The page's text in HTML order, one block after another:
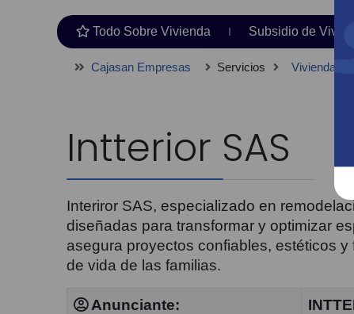
Todo Sobre Vivienda Subsidio de
Cajasan Empresas Servicios Vivienda
Intterior SAS
Interiror SAS, especializado en
diseñadas para transformar y optimizar
asegura proyectos confiables, estéticos
de vida de las familias.
Anunciante: